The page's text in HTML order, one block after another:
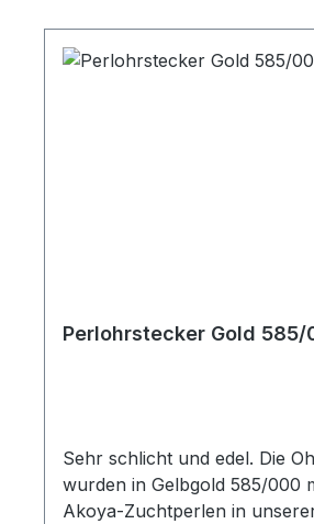
Perlohrstecker Gold 585/
Sehr schlicht und edel. Die
wurden in Gelbgold 585/000
Akoya-Zuchtperlen in